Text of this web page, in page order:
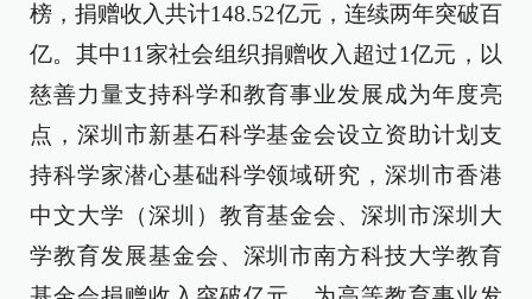
榜，捐赠收入共计148.52亿元，连续两年突破百
亿。其中11家社会组织捐赠收入超过1亿元，以
慈善力量支持科学和教育事业发展成为年度亮
点，深圳市新基石科学基金会设立资助计划支
持科学家潜心基础科学领域研究，深圳市香港
中文大学（深圳）教育基金会、深圳市深圳大
学教育发展基金会、深圳市南方科技大学教育